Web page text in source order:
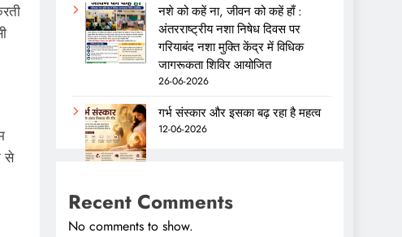
से
नशे को कहें ना, जीवन को कहें हाँ :
अंतरराष्ट्रीय नशा निषेध दिवस पर
गरियाबंद नशा मुक्ति केंद्र में विधिक
जागरूकता शिविर आयोजित
26-06-2026
गर्भ संस्कार और इसका बढ़ रहा है महत्व
12-06-2026
Recent Comments
No comments to show.